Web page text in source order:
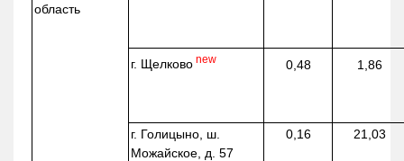
область
г. Щелково new 0,48 1,86
г. Голицыно, ш.
Можайское, д. 57
0,16 21,03